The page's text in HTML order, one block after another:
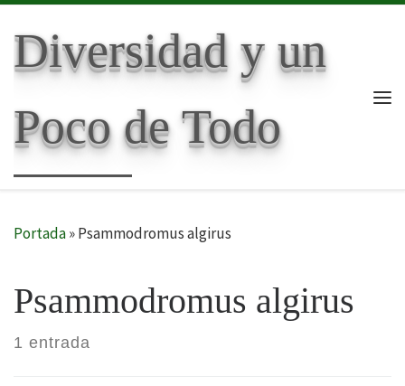
Diversidad y un
Poco de Todo
Portada»Psammodromus algirus
Psammodromus algirus
1 entrada